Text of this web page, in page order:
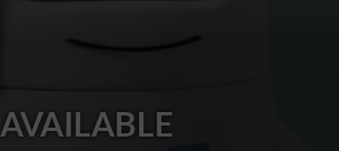
AVAILABLE